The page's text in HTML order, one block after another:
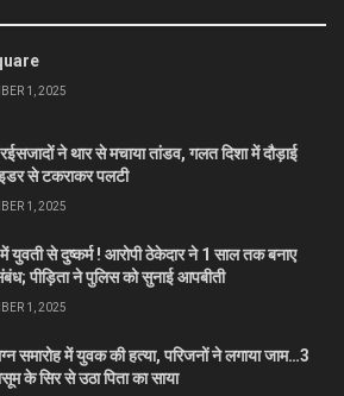
1, 2025
ने थार से मचाया तांडव, गलत दिशा में दौड़ाई
से टकराकर पलटी
1, 2025
युवती से दुष्कर्म ! आरोपी ठेकेदार ने 1 साल तक बनाए
पीड़िता ने पुलिस को सुनाई आपबीती
1, 2025
समारोह में युवक की हत्या, परिजनों ने लगाया जाम…3
के सिर से उठा पिता का साया